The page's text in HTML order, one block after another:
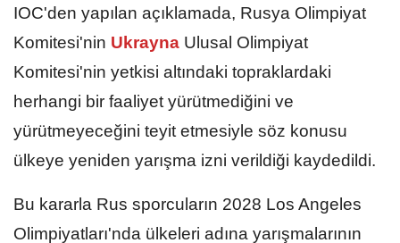
IOC'den yapılan açıklamada, Rusya Olimpiyat
Komitesi'nin Ukrayna Ulusal Olimpiyat
Komitesi'nin yetkisi altındaki topraklardaki
herhangi bir faaliyet yürütmediğini ve
yürütmeyeceğini teyit etmesiyle söz konusu
ülkeye yeniden yarışma izni verildiği kaydedildi.
Bu kararla Rus sporcuların 2028 Los Angeles
Olimpiyatları'nda ülkeleri adına yarışmalarının